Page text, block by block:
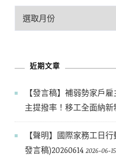
近期文章
【發言稿】補弱勢家戶
主提撥率！移工全面納新
【聲明】國際家務工日
發言稿)20260614 2026-06-15